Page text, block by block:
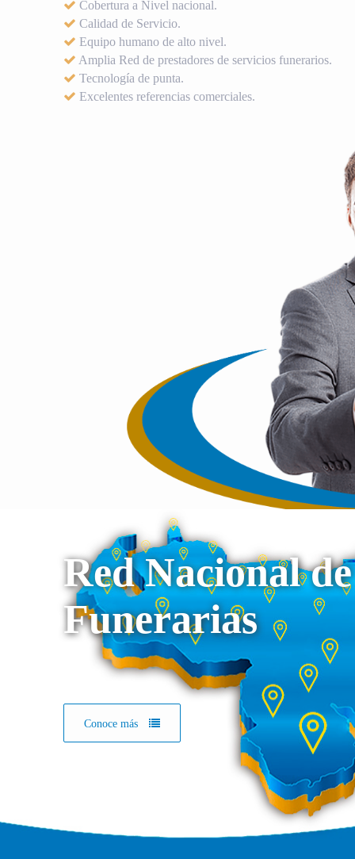
Cobertura a Nivel nacional.
Calidad de Servicio.
Equipo humano de alto nivel.
Amplia Red de prestadores de servicios funerarios.
Tecnología de punta.
Excelentes referencias comerciales.
Red Nacional de
Funerarias
Conoce más